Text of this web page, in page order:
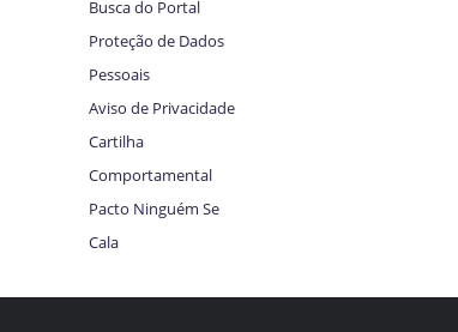
Busca do Portal
Proteção de Dados
Pessoais
Aviso de Privacidade
Cartilha
Comportamental
Pacto Ninguém Se
Cala